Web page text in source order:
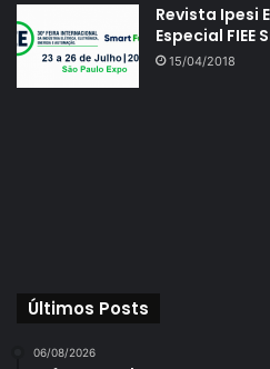
Revista Ipesi
Especial FIEE
15/04/2018
Últimos Posts
06/08/2026